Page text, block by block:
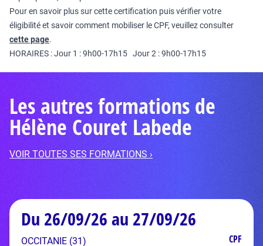
Pour en savoir plus sur cette certification puis vérifier votre
éligibilité et savoir comment mobiliser le CPF, veuillez consulter
cette page.
HORAIRES : Jour 1 : 9h00-17h15 Jour 2 : 9h00-17h15
Les autres formations de
Hélène Couret Labede
VOIR TOUTES SES FORMATIONS ›
Du 26/09/26 au 27/09/26
OCCITANIE (31) CPF